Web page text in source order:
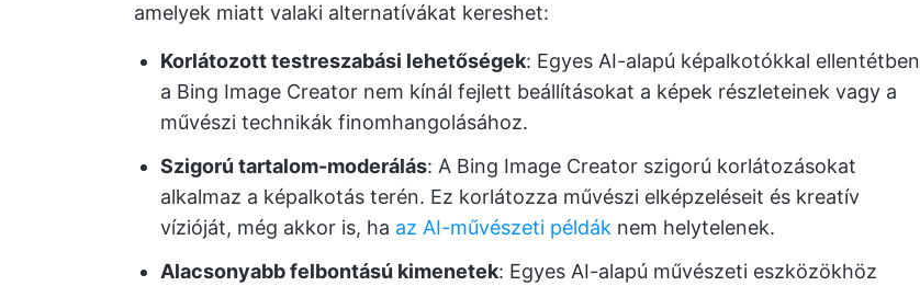
amelyek miatt valaki alternatívákat kereshet:
Korlátozott testreszabási lehetőségek: Egyes AI-alapú képalkotókkal ellentétben
a Bing Image Creator nem kínál fejlett beállításokat a képek részleteinek vagy a
művészi technikák finomhangolásához.
Szigorú tartalom-moderálás: A Bing Image Creator szigorú korlátozásokat
alkalmaz a képalkotás terén. Ez korlátozza művészi elképzeléseit és kreatív
vízióját, még akkor is, ha az AI-művészeti példák nem helytelenek.
Alacsonyabb felbontású kimenetek: Egyes AI-alapú művészeti eszközökhöz